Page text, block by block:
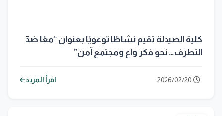
كلية الصيدلة تقيم نشاطًا توعويًا بعنوان “معًا ضدّ
التطرّف… نحو فكرٍ واعٍ ومجتمعٍ آمن”
اقرأ المزيد